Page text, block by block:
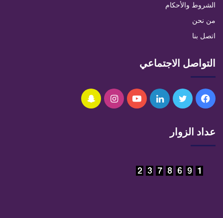
الشروط والأحكام
من نحن
اتصل بنا
التواصل الاجتماعي
فيسبوكتويتر لينكدإنيوتيوبانستقرامسناب
عداد الزوار